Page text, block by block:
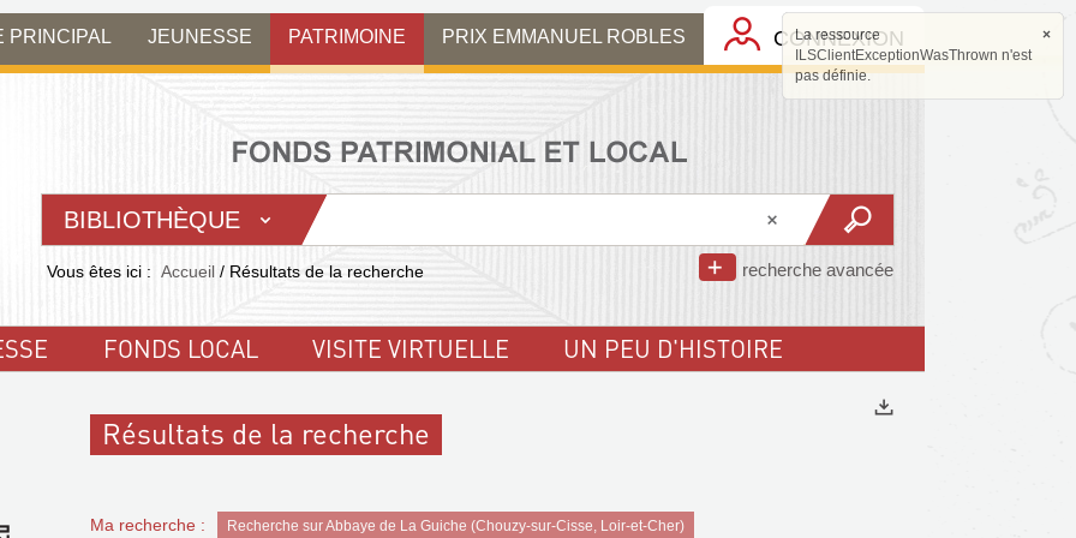
PRINCIPAL JEUNESSE PATRIMOINE PRIX EMMANUEL ROBLES CONNEXION
BIBLIOTHÈQUE
recherche avancée
Vous êtes ici : Accueil / Résultats de la recherche
FONDS LOCAL VISITE VIRTUELLE UN PEU D'HISTOIRE
Résultats de la recherche
Ma recherche : Recherche sur Abbaye de La Guiche (Chouzy-sur-Cisse, Loir-et-Cher)
×
La ressource
ILSClientExceptionWasThrown n'est
pas définie.